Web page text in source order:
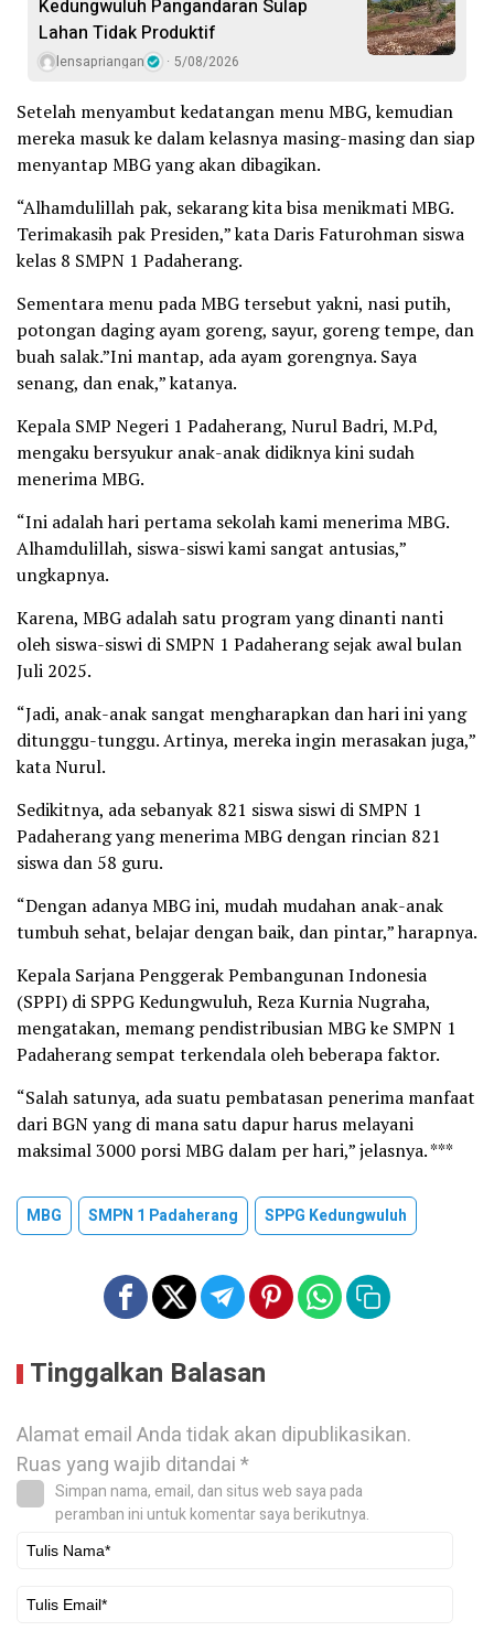
Kedungwuluh Pangandaran Sulap
Lahan Tidak Produktif ‎
lensapriangan 5/08/2026
Setelah menyambut kedatangan menu MBG, kemudian
mereka masuk ke dalam kelasnya masing-masing dan siap
menyantap MBG yang akan dibagikan.
“Alhamdulillah pak, sekarang kita bisa menikmati MBG.
Terimakasih pak Presiden,” kata Daris Faturohman siswa
kelas 8 SMPN 1 Padaherang.
Sementara menu pada MBG tersebut yakni, nasi putih,
potongan daging ayam goreng, sayur, goreng tempe, dan
buah salak.”Ini mantap, ada ayam gorengnya. Saya
senang, dan enak,” katanya.
Kepala SMP Negeri 1 Padaherang, Nurul Badri, M.Pd,
mengaku bersyukur anak-anak didiknya kini sudah
menerima MBG.
“Ini adalah hari pertama sekolah kami menerima MBG.
Alhamdulillah, siswa-siswi kami sangat antusias,”
ungkapnya.
Karena, MBG adalah satu program yang dinanti nanti
oleh siswa-siswi di SMPN 1 Padaherang sejak awal bulan
Juli 2025.
“Jadi, anak-anak sangat mengharapkan dan hari ini yang
ditunggu-tunggu. Artinya, mereka ingin merasakan juga,”
kata Nurul.
Sedikitnya, ada sebanyak 821 siswa siswi di SMPN 1
Padaherang yang menerima MBG dengan rincian 821
siswa dan 58 guru.
“Dengan adanya MBG ini, mudah mudahan anak-anak
tumbuh sehat, belajar dengan baik, dan pintar,” harapnya.
Kepala Sarjana Penggerak Pembangunan Indonesia
(SPPI) di SPPG Kedungwuluh, Reza Kurnia Nugraha,
mengatakan, memang pendistribusian MBG ke SMPN 1
Padaherang sempat terkendala oleh beberapa faktor.
“Salah satunya, ada suatu pembatasan penerima manfaat
dari BGN yang di mana satu dapur harus melayani
maksimal 3000 porsi MBG dalam per hari,” jelasnya. ***
MBG SMPN 1 Padaherang SPPG Kedungwuluh
Tinggalkan Balasan
Alamat email Anda tidak akan dipublikasikan.
Ruas yang wajib ditandai*
Simpan nama, email, dan situs web saya pada
peramban ini untuk komentar saya berikutnya.